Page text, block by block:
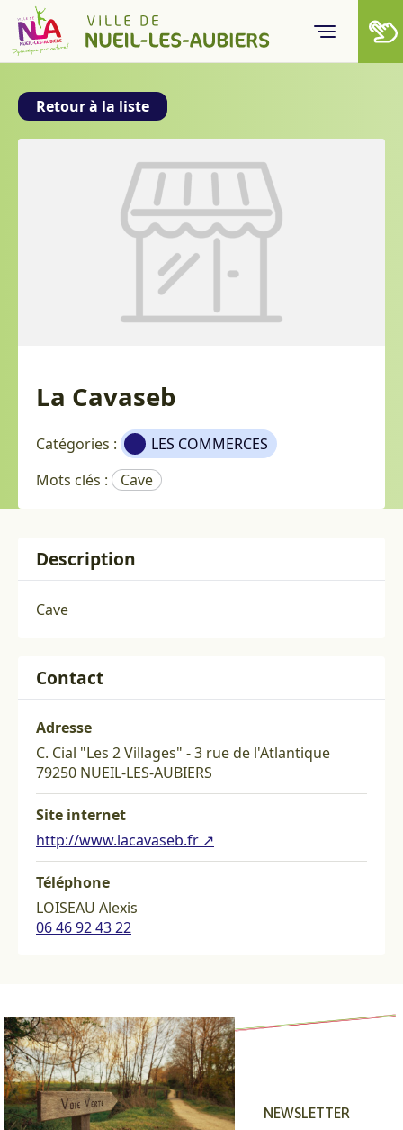
Skip to content
Retour à la liste
La Cavaseb
Catégories :
LES COMMERCES
Mots clés :
Cave
Description
Cave
Contact
Adresse
C. Cial "Les 2 Villages" - 3 rue de l'Atlantique
79250 NUEIL-LES-AUBIERS
Site internet
http://www.lacavaseb.fr ↗
Téléphone
LOISEAU Alexis
06 46 92 43 22
NEWSLETTER